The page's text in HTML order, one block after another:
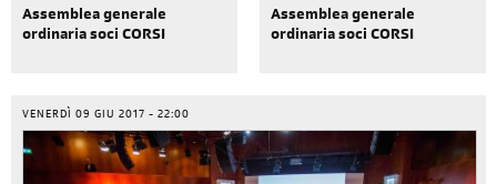
Assemblea generale
ordinaria soci CORSI
Assemblea generale
ordinaria soci CORSI
VENERDÌ 09 GIU 2017 - 22:00